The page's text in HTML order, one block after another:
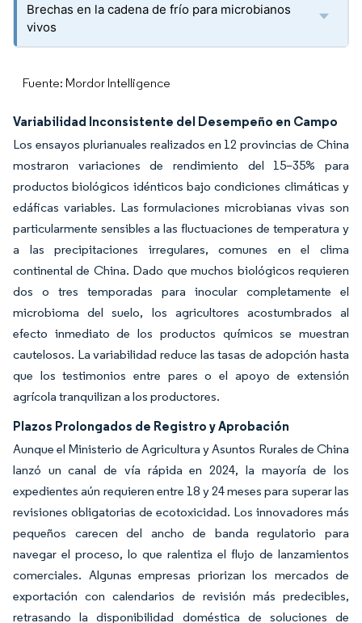
Brechas en la cadena de frío para microbianos
vivos
Fuente: Mordor Intelligence
Variabilidad Inconsistente del Desempeño en Campo
Los ensayos plurianuales realizados en 12 provincias de China
mostraron variaciones de rendimiento del 15–35% para
productos biológicos idénticos bajo condiciones climáticas y
edáficas variables. Las formulaciones microbianas vivas son
particularmente sensibles a las fluctuaciones de temperatura y
a las precipitaciones irregulares, comunes en el clima
continental de China. Dado que muchos biológicos requieren
dos o tres temporadas para inocular completamente el
microbioma del suelo, los agricultores acostumbrados al
efecto inmediato de los productos químicos se muestran
cautelosos. La variabilidad reduce las tasas de adopción hasta
que los testimonios entre pares o el apoyo de extensión
agrícola tranquilizan a los productores.
Plazos Prolongados de Registro y Aprobación
Aunque el Ministerio de Agricultura y Asuntos Rurales de China
lanzó un canal de vía rápida en 2024, la mayoría de los
expedientes aún requieren entre 18 y 24 meses para superar las
revisiones obligatorias de ecotoxicidad. Los innovadores más
pequeños carecen del ancho de banda regulatorio para
navegar el proceso, lo que ralentiza el flujo de lanzamientos
comerciales. Algunas empresas priorizan los mercados de
exportación con calendarios de revisión más predecibles,
retrasando la disponibilidad doméstica de soluciones de